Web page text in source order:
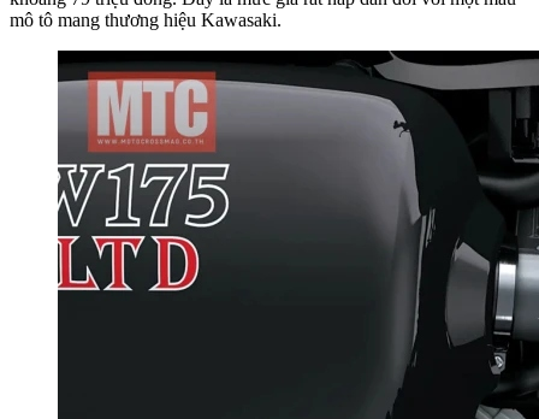
mô tô mang thương hiệu Kawasaki.